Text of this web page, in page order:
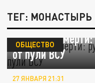
ТЕГ: МОНАСТЫРЬ
В шаге от смерти:
от пули ВСУ
ОБЩЕСТВО
27 ЯНВАРЯ 21:31